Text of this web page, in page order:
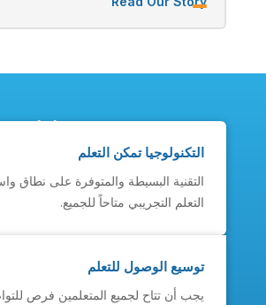
معتقداتنا
التكنولوجيا تمكن التعلم
التقنية البسيطة والمتوفرة على نطاق
التعلم التجريبي متاحاً للجميع.
توسيع الوصول للتعلم
يجب أن تتاح لجميع المتعلمين فرص